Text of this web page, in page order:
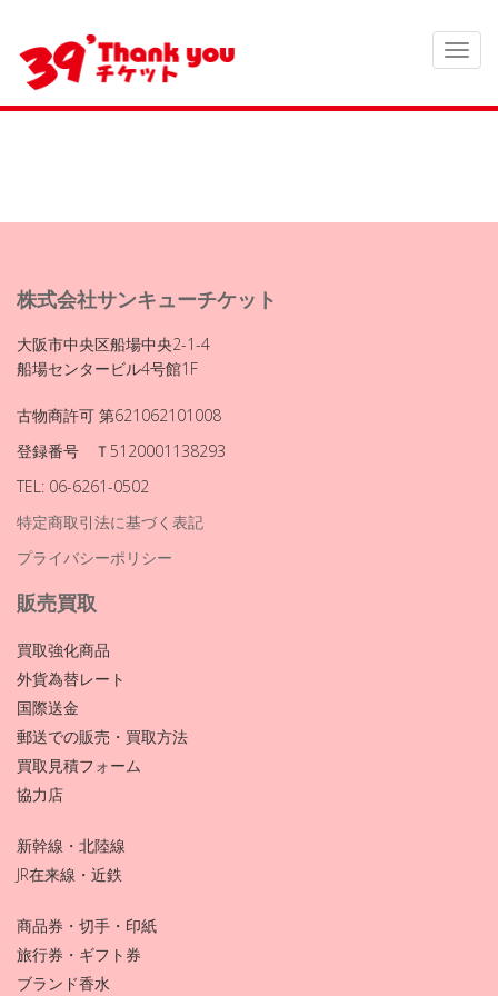
株式会社サンキューチケット
大阪市中央区船場中央2-1-4
船場センタービル4号館1F
古物商許可 第621062101008
登録番号 Ｔ5120001138293
TEL: 06-6261-0502
特定商取引法に基づく表記
プライバシーポリシー
販売買取
買取強化商品
外貨為替レート
国際送金
郵送での販売・買取方法
買取見積フォーム
協力店
新幹線・北陸線
JR在来線・近鉄
商品券・切手・印紙
旅行券・ギフト券
ブランド香水